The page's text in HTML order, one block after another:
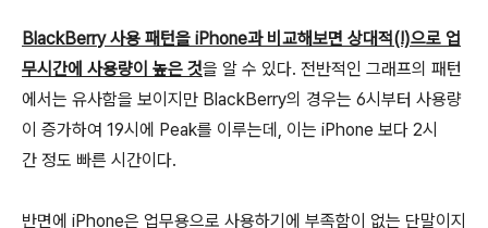
BlackBerry 사용 패턴을 iPhone과 비교해보면 상대적(!)으로 업
무시간에 사용량이 높은 것을 알 수 있다. 전반적인 그래프의 패턴
에서는 유사함을 보이지만 BlackBerry의 경우는 6시부터 사용량
이 증가하여 19시에 Peak를 이루는데, 이는 iPhone 보다 2시
간 정도 빠른 시간이다.
반면에 iPhone은 업무용으로 사용하기에 부족함이 없는 단말이지